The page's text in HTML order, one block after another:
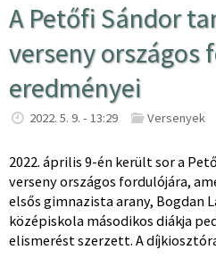
A Petőfi Sándor
verseny országos
eredményei
2022. 5. 9. - 13:29 Versenyek
2022. április 9-én került sor a
verseny országos fordulójára,
elsős gimnazista arany, Bogdan
középiskola másodikos diákja
elismerést szerzett. A